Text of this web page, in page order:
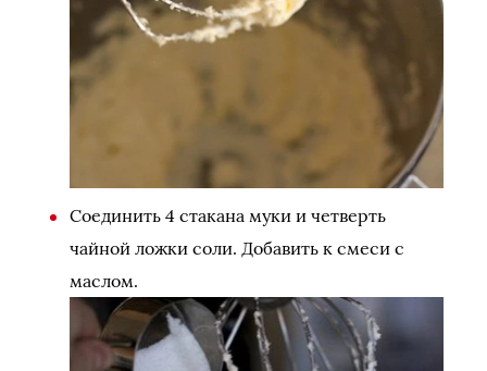
Соединить 4 стакана муки и четверть
чайной ложки соли. Добавить к смеси с
маслом.